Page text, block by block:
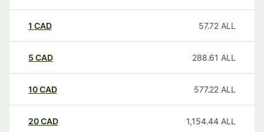
1 CAD 57.72 ALL
5 CAD 288.61 ALL
10CAD 577.22 ALL
20CAD 1,154.44 ALL